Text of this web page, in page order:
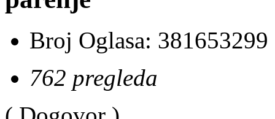
Broj Oglasa: 381653299
762 pregleda